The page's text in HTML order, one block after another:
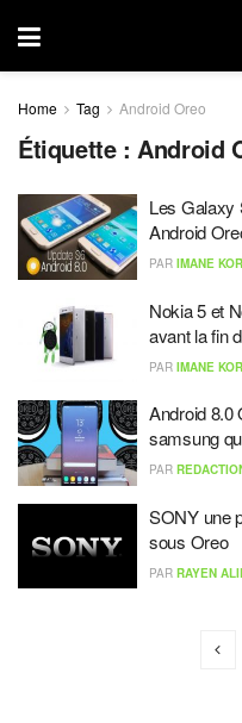
Home Tag Android Oreo
Étiquette :Android
Les Galaxy
Android
PAR IMANE
Nokia 5 et
avant la fin
PAR IMANE
Android 8.0
samsung
PAR
SONY une
sous Oreo
PAR RAYEN